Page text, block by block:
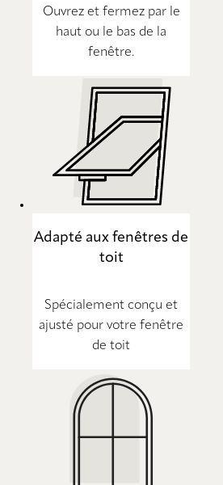
Ouvrez et fermez par le
haut ou le bas de la
fenêtre.
Adapté aux fenêtres de
toit
Spécialement conçu et
ajusté pour votre fenêtre
de toit